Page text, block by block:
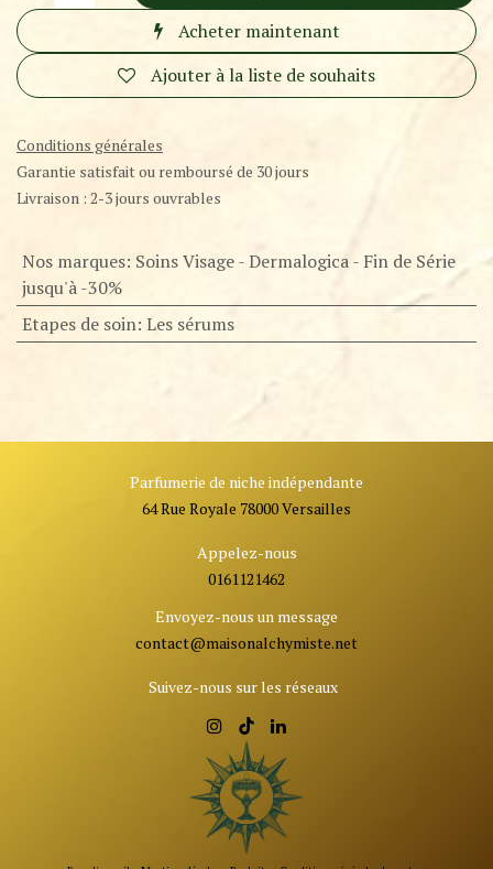
Acheter maintenant
Ajouter à la liste de souhaits
Conditions générales
Garantie satisfait ou remboursé de 30 jours
Livraison : 2-3 jours ouvrables
Nos marques: Soins Visage - Dermalogica - Fin de Série
jusqu'à -30%
Etapes de soin: Les sérums
Parfumerie de niche indépendante
64 Rue Royale 78000 Versailles
Appelez-nous
0161121462
Envoyez-nous un message
contact@maisonalchymiste.net
Suivez-nous sur les réseaux